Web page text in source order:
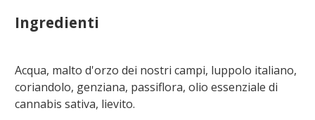
Ingredienti
Acqua, malto d'orzo dei nostri campi, luppolo italiano,
coriandolo, genziana, passiflora, olio essenziale di
cannabis sativa, lievito.